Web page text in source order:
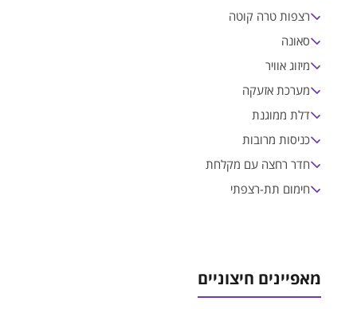
רצפות טרה קוטה
סאונה
מיזוג אוויר
מערכת אזעקה
דלת ממוגנת
כניסות מרובות
חדר רחצה עם מקלחת
חימום תת-רצפתי
מאפיינים חיצוניים